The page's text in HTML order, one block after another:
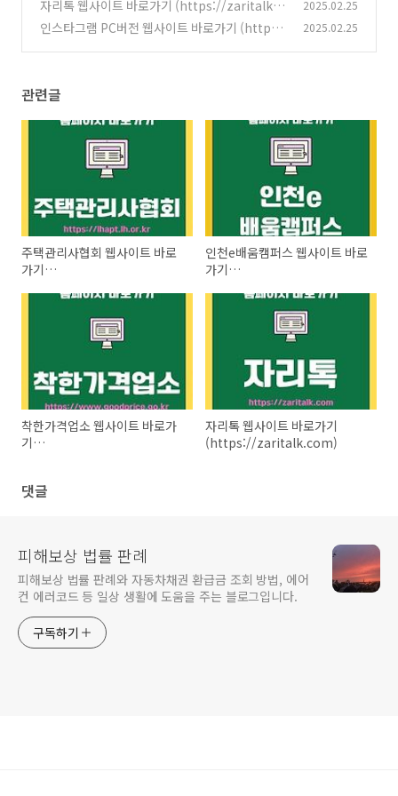
(0)
자리톡 웹사이트 바로가기 (https://zaritalk.c
om)
(0)
2025.02.25
인스타그램 PC버전 웹사이트 바로가기 (http
2025.02.25
관련글
주택관리사협회 웹사이트 바로
가기
인천e배움캠퍼스 웹사이트 바로
가기
착한가격업소 웹사이트 바로가
기
자리톡 웹사이트 바로가기
(https://zaritalk.com)
댓글
피해보상 법률 판례
피해보상 법률 판례와 자동차채권 환급금 조회 방법, 에어
컨 에러코드 등 일상 생활에 도움을 주는 블로그입니다.
구독하기